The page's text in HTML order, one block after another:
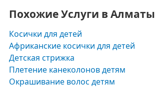
Похожие Услуги в Алматы
Косички для детей
Африканские косички для детей
Детская стрижка
Плетение канеколонов детям
Окрашивание волос детям